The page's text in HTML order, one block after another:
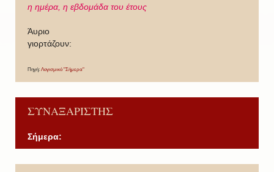
η ημέρα, η εβδομάδα του έτους
Άυριο
γιορτάζουν:
Πηγή: Λογισμικό "Σήμερα"
ΣΥΝΑΞΑΡΙΣΤΗΣ
Σήμερα:
P PN N